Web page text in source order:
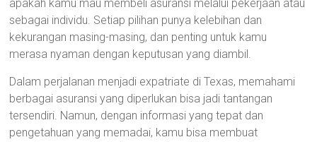
apakah kamu mau membeli asuransi melalui pekerjaan atau
sebagai individu. Setiap pilihan punya kelebihan dan
kekurangan masing-masing, dan penting untuk kamu
merasa nyaman dengan keputusan yang diambil.
Dalam perjalanan menjadi expatriate di Texas, memahami
berbagai asuransi yang diperlukan bisa jadi tantangan
tersendiri. Namun, dengan informasi yang tepat dan
pengetahuan yang memadai, kamu bisa membuat